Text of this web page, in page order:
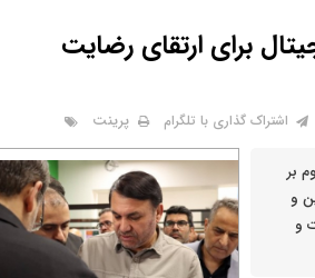
برای ارتقای رضایت
اشتراک گذاری با تلگرام پرینت
بر
و
و